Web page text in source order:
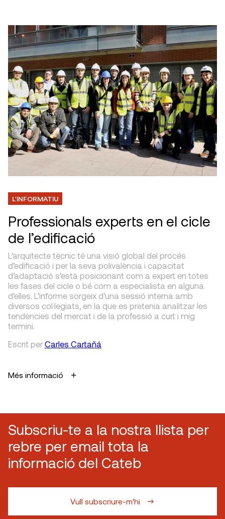
L'INFORMATIU
Professionals experts en el cicle
de l’edificació
L’arquitecte tècnic té una visió global del procés
d’edificació i per la seva polivalència i capacitat
d’adaptació s’està posicionant com a expert en totes
les fases del cicle o bé com a especialista en alguna
d’elles. L’informe sorgeix d’una sessió interna amb
diversos col·legiats, en la que es pretenia analitzar les
tendències del mercat i de la professió a curt i mig
termini.
Escrit per Carles Cartañá
Més informació
Subscriu-te a la nostra llista per
rebre per email tota la
informació del Cateb
Vull subscriure-m'hi